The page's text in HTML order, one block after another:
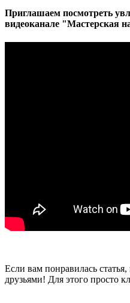
Приглашаем посмотреть
видеоканале "Мастерская
Если вам понравилась статья,
друзьями! Для этого просто